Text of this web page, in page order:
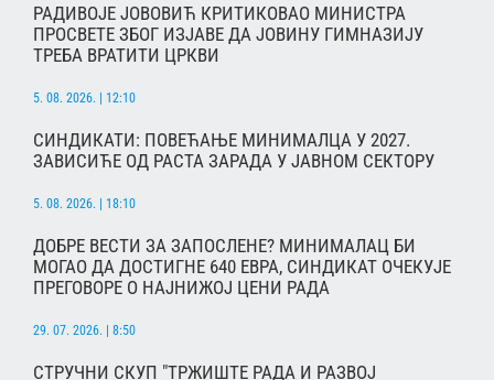
РАДИВОЈЕ ЈОВОВИЋ КРИТИКОВАО МИНИСТРА
ПРОСВЕТЕ ЗБОГ ИЗЈАВЕ ДА ЈОВИНУ ГИМНАЗИЈУ
ТРЕБА ВРАТИТИ ЦРКВИ
5. 08. 2026. | 12:10
СИНДИКАТИ: ПОВЕЋАЊЕ МИНИМАЛЦА У 2027.
ЗАВИСИЋЕ ОД РАСТА ЗАРАДА У ЈАВНОМ СЕКТОРУ
5. 08. 2026. | 18:10
ДОБРЕ ВЕСТИ ЗА ЗАПОСЛЕНЕ? МИНИМАЛАЦ БИ
МОГАО ДА ДОСТИГНЕ 640 ЕВРА, СИНДИКАТ ОЧЕКУЈЕ
ПРЕГОВОРЕ О НАЈНИЖОЈ ЦЕНИ РАДА
29. 07. 2026. | 8:50
СТРУЧНИ СКУП "ТРЖИШТЕ РАДА И РАЗВОЈ